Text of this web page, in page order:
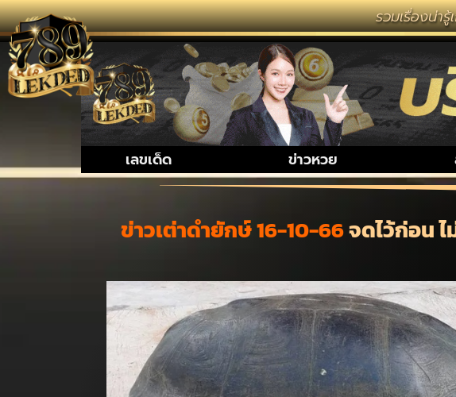
รวมเรื่องน่ารู้เกี่ยวกับ ตร
เลขเด็ด ข่าวหวย
ข่าวเต่าดำยักษ์ 16-10-66จดไว้ก่อน